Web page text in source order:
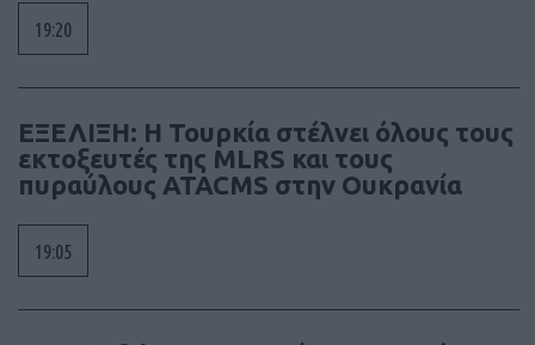
19:20
ΕΞΕΛΙΞΗ: H Τουρκία στέλνει όλους τους
εκτοξευτές της MLRS και τους
πυραύλους ATACMS στην Ουκρανία
19:05